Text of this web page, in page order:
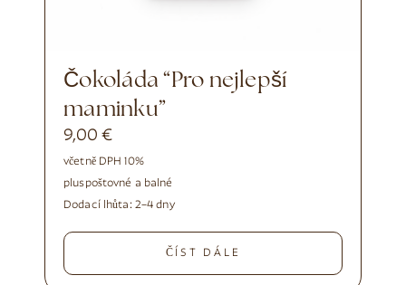
Čokoláda “Pro nejlepší
maminku”
9,00€
včetně DPH 10%
pluspoštovné a balné
Dodací lhůta: 2–4 dny
ČÍST DÁLE